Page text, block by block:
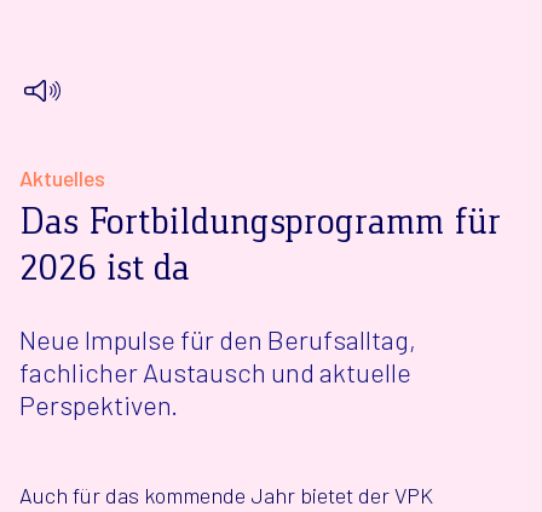
Aktuelles
Das Fortbildungsprogramm für
2026 ist da
Neue Impulse für den Berufsalltag,
fachlicher Austausch und aktuelle
Perspektiven.
Auch für das kommende Jahr bietet der VPK